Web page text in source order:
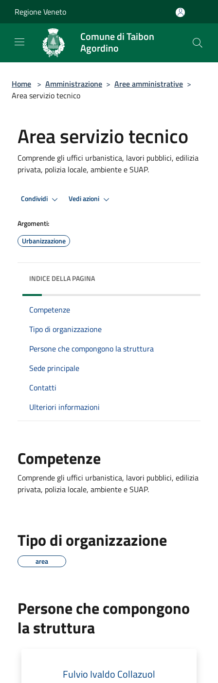
Regione Veneto
Comune di Taibon
Agordino
Home > Amministrazione > Aree amministrative >
Area servizio tecnico
Area servizio tecnico
Comprende gli uffici urbanistica, lavori pubblici, edilizia
privata, polizia locale, ambiente e SUAP.
Condividi Vedi azioni
Argomenti:
Urbanizzazione
INDICE DELLA PAGINA
Competenze
Tipo di organizzazione
Persone che compongono la struttura
Sede principale
Contatti
Ulteriori informazioni
Competenze
Comprende gli uffici urbanistica, lavori pubblici, edilizia
privata, polizia locale, ambiente e SUAP.
Tipo di organizzazione
area
Persone che compongono
la struttura
Fulvio Ivaldo Collazuol